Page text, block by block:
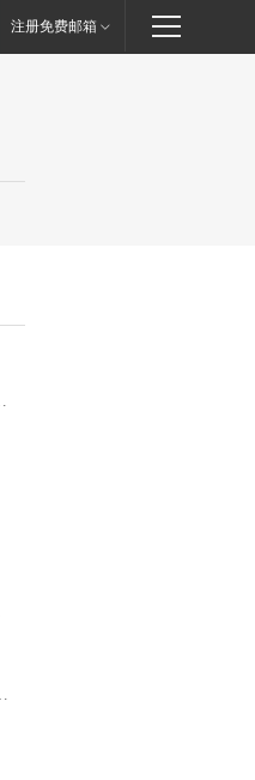
注册免费邮箱